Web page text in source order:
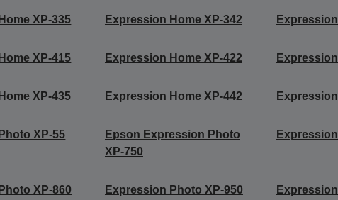
XP-335 Expression Home XP-342
XP-415 Expression Home XP-422
XP-435 Expression Home XP-442
XP-55
Epson Expression Photo
XP-750
XP-860 Expression Photo XP-950